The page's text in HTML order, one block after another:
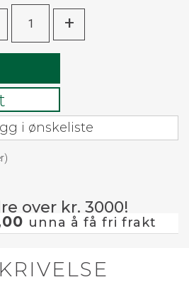
+
i ønskeliste
over kr. 3000!
unna å få fri frakt